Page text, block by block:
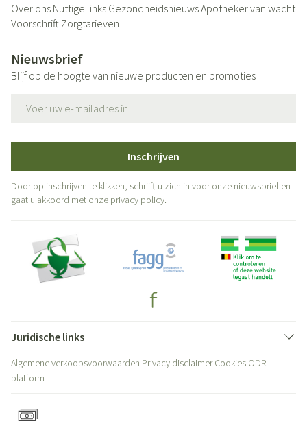
Over ons Nuttige links GezondheidsnieuwsApotheker van wacht
Voorschrift Zorgtarieven
Nieuwsbrief
Blijf op de hoogte van nieuwe producten en promoties
Inschrijven
Door op inschrijven te klikken, schrijft u zich in voor onze nieuwsbrief en
gaat u akkoord met onze privacy policy.
Juridische links
Algemene verkoopsvoorwaarden Privacy disclaimer Cookies ODR-
platform